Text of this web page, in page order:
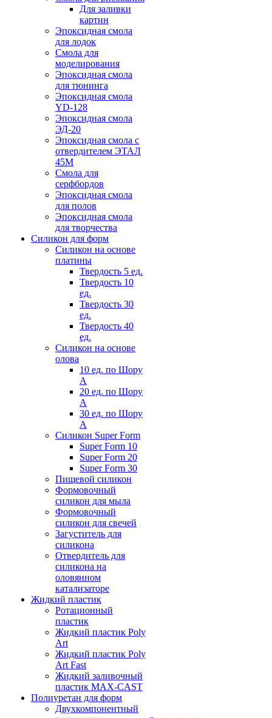
Для заливки
картин
Эпоксидная смола
для лодок
Смола для
моделирования
Эпоксидная смола
для тюнинга
Эпоксидная смола
YD-128
Эпоксидная смола
ЭД-20
Эпоксидная смола с
отвердителем ЭТАЛ
45М
Смола для
серфбордов
Эпоксидная смола
для полов
Эпоксидная смола
для творчества
Силикон для форм
Силикон на основе
платины
Твердость 5 ед.
Твердость 10
ед.
Твердость 30
ед.
Твердость 40
ед.
Силикон на основе
олова
10 ед. по Шору
А
20 ед. по Шору
А
30 ед. по Шору
А
Силикон Super Form
Super Form 10
Super Form 20
Super Form 30
Пищевой силикон
Формовочный
силикон для мыла
Формовочный
силикон для свечей
Загуститель для
силикона
Отвердитель для
силикона на
оловянном
катализаторе
Жидкий пластик
Ротационный
пластик
Жидкий пластик Poly
Art
Жидкий пластик Poly
Art Fast
Жидкий заливочный
пластик MAX-CAST
Полиуретан для форм
Двухкомпонентный